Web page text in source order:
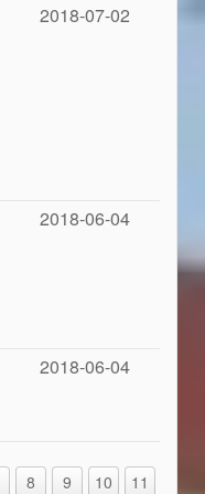
2018-07-02
2018-06-04
2018-06-04
8 9 10
11